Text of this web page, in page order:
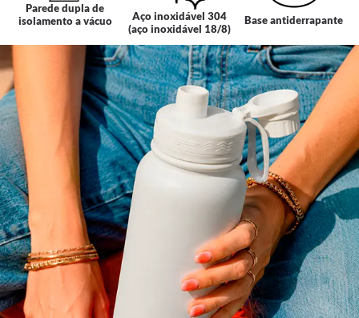
Parede dupla de
isolamento a vácuo
Aço inoxidável 304
(aço inoxidável 18/8)
Base antiderrapante